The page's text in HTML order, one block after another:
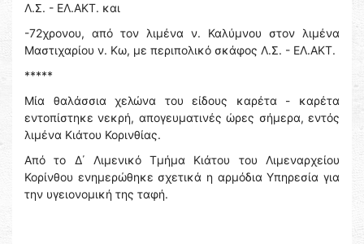
Λ.Σ. - ΕΛ.ΑΚΤ. και
-72χρονου, από τον λιμένα ν. Καλύμνου στον λιμένα
Μαστιχαρίου ν. Κω, με περιπολικό σκάφος Λ.Σ. - ΕΛ.ΑΚΤ.
*****
Μία θαλάσσια χελώνα του είδους καρέτα - καρέτα
εντοπίστηκε νεκρή, απογευματινές ώρες σήμερα, εντός
λιμένα Κιάτου Κορινθίας.
Από το Δ΄ Λιμενικό Τμήμα Κιάτου του Λιμεναρχείου
Κορίνθου ενημερώθηκε σχετικά η αρμόδια Υπηρεσία για
την υγειονομική της ταφή.